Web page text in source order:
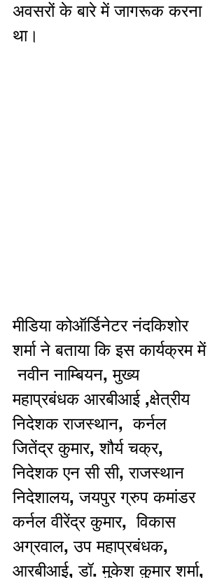
अवसरों के बारे में जागरूक करना
था।
मीडिया कोऑर्डिनेटर नंदकिशोर
शर्मा ने बताया कि इस कार्यक्रम में
नवीन नाम्बियन, मुख्य
महाप्रबंधक आरबीआई ,क्षेत्रीय
निदेशक राजस्थान,  कर्नल
जितेंद्र कुमार, शौर्य चक्र,
निदेशक एन सी सी, राजस्थान
निदेशालय, जयपुर ग्रुप कमांडर
कर्नल वीरेंद्र कुमार,  विकास
अग्रवाल, उप महाप्रबंधक,
आरबीआई, डॉ. मुकेश कुमार शर्मा,